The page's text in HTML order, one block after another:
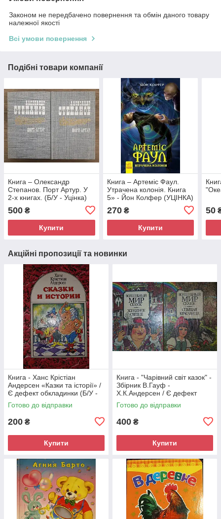
Законом не передбачено повернення та обмін даного товару
належної якості
Всі умови повернення
Подібні товари компанії
Книга – Олександр
Степанов. Порт Артур. У
2-х книгах. (Б/У - Уцінка)
500 ₴
Купити
Книга – Артеміс Фаул.
Утрачена колонія. Книга
5» - Йон Колфер (УЦІНКА)
270₴
Купити
50
Акційні пропозиції та новинки
Книга - Ханс Крістіан
Андерсен «Казки та історії» /
Є дефект обкладинки (Б/У -
УЦІНКА)
Готово до відправки
200 ₴
Купити
Книга - "Чарівний світ казок" -
Збірник В.Гауф -
Х.К.Андерсен / Є дефект
обкладинки (Б/У - УЦІНКА)
Готово до відправки
400 ₴
Купити